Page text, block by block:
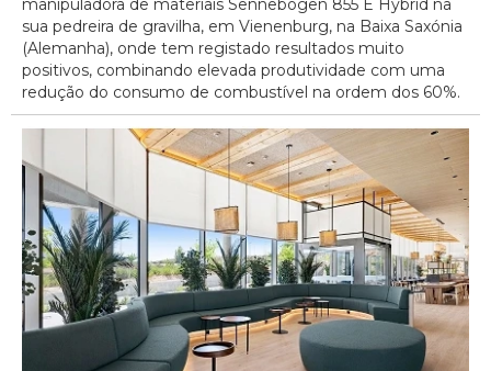
manipuladora de materiais Sennebogen 855 E Hybrid na
sua pedreira de gravilha, em Vienenburg, na Baixa Saxónia
(Alemanha), onde tem registado resultados muito
positivos, combinando elevada produtividade com uma
redução do consumo de combustível na ordem dos 60%.